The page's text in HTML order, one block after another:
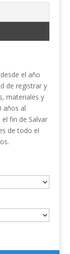
el año
de registrar y
materiales y
años al
fin de Salvar
de todo el